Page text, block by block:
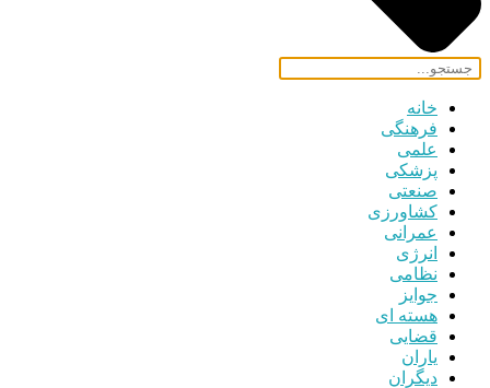
خانه
فرهنگی
علمی
پزشکی
صنعتی
کشاورزی
عمرانی
انرژی
نظامی
جوایز
هسته ای
قضایی
یاران
دیگران